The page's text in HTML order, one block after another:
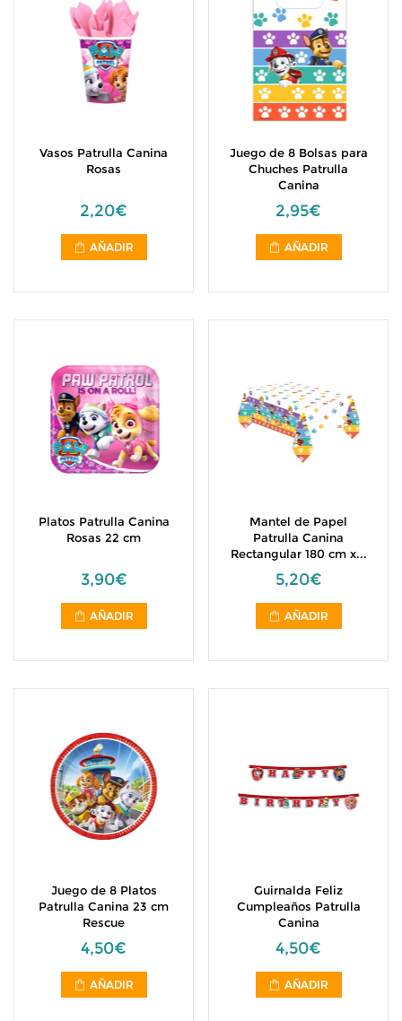
Vasos Patrulla Canina
Rosas
2,20€
AÑADIR
Juego de 8 Bolsas para
Chuches Patrulla
Canina
2,95€
AÑADIR
Platos Patrulla Canina
Rosas 22 cm
3,90€
AÑADIR
Mantel de Papel
Patrulla Canina
Rectangular 180 cm x...
5,20€
AÑADIR
Juego de 8 Platos
Patrulla Canina 23 cm
Rescue
4,50€
AÑADIR
Guirnalda Feliz
Cumpleaños Patrulla
Canina
4,50€
AÑADIR